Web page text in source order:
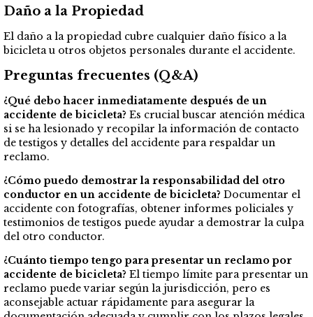
Daño a la Propiedad
El daño a la propiedad cubre cualquier daño físico a la
bicicleta u otros objetos personales durante el accidente.
Preguntas frecuentes (Q&A)
¿Qué debo hacer inmediatamente después de un
accidente de bicicleta? Es crucial buscar atención médica
si se ha lesionado y recopilar la información de contacto
de testigos y detalles del accidente para respaldar un
reclamo.
¿Cómo puedo demostrar la responsabilidad del otro
conductor en un accidente de bicicleta? Documentar el
accidente con fotografías, obtener informes policiales y
testimonios de testigos puede ayudar a demostrar la culpa
del otro conductor.
¿Cuánto tiempo tengo para presentar un reclamo por
accidente de bicicleta? El tiempo límite para presentar un
reclamo puede variar según la jurisdicción, pero es
aconsejable actuar rápidamente para asegurar la